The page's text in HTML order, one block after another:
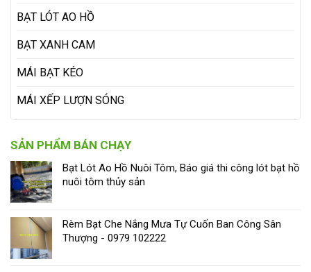
BẠT LÓT AO HỒ
BẠT XANH CAM
MÁI BẠT KÉO
MÁI XẾP LƯỢN SÓNG
SẢN PHẨM BÁN CHẠY
Bạt Lót Ao Hồ Nuôi Tôm, Báo giá thi công lót bạt hồ
nuôi tôm thủy sản
Rèm Bạt Che Nắng Mưa Tự Cuốn Ban Công Sân
Thượng - 0979 102222